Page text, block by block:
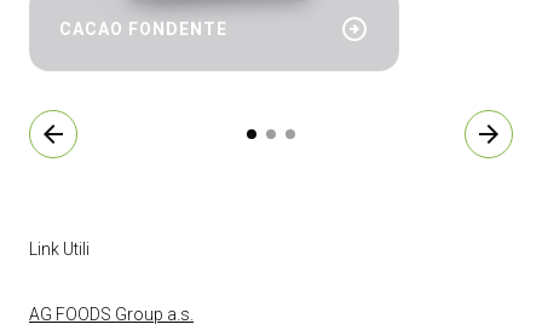
CACAO FONDENTE arrow_circle_right
arrow_back arrow_forward
Link Utili
AG FOODS Group a.s.